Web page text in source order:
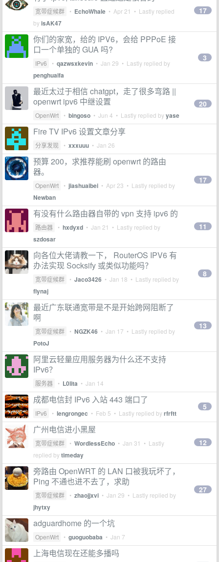
宽带症候群 • EchoWhale • Apr 21 • Lastly replied
byisAK47
17
你们的家宽，给的 IPV6，会给 PPPoE 接
口一个单独的 GUA 吗?
IPv6 • qazwsxkevin • Jan 29 • Lastly replied by
penghuaifa
3
最近太过于相信 chatgpt，走了很多弯路 ||
openwrt ipv6 中继设置
OpenWrt • bingoso • Jun 4 • Lastly replied byyase
20
Fire TV IPv6 设置文章分享
分享发现 • xxxuuu • Jan 26
预算 200，求推荐能刷 openwrt 的路由
器。
OpenWrt • jiashuaibei • Apr 23 • Lastly replied by
Newban
17
有没有什么路由器自带的 vpn 支持 ipv6 的
路由器 • hxdyxd • Jan 21 • Lastly replied by
szdosar
11
向各位大佬请教一下， RouterOS IPV6 有
办法实现 Socksify 或类似功能吗？
宽带症候群 • Jaco3426 • Jan 18 • Lastly replied by
flynaj
8
最近广东联通宽带是不是开始跨网阻断了
啊
宽带症候群 • NGZK46 • Jan 17 • Lastly replied by
PotoJ
13
阿里云轻量应用服务器为什么还不支持
IPv6？
服务器 • L0lita • Jan 14
成都电信封 IPv6 入站 443 端口了
IPv6 • lengrongec • Feb 5 • Lastly replied byrfrftt
5
广州电信进小黑屋
宽带症候群 • WordlessEcho • Jan 31 • Lastly
replied bytimeday
12
旁路由 OpenWRT 的 LAN 口被我玩坏了，
Ping 不通也进不去了，求助
宽带症候群 • zhaojjxvi • Jan 29 • Lastly replied by
jhytxy
27
adguardhome 的一个坑
OpenWrt • guoguobaba • Jan 7
上海电信现在还能多播吗